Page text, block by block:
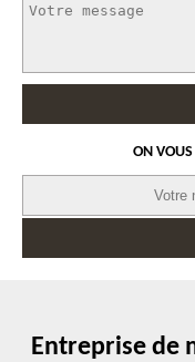
ON
Entreprise de